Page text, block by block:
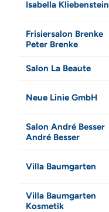
Isabella Kliebenstein
Frisiersalon Brenke
Peter Brenke
Salon La Beaute
Neue Linie GmbH
Salon André Besser
André Besser
Villa Baumgarten
Villa Baumgarten
Kosmetik